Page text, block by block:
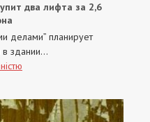
два лифта за 2,6
делами” планирует
здании...